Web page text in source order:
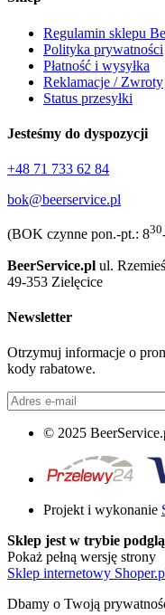
Regulamin sklepu
Polityka prywatności
Płatność i wysyłka
Reklamacje / Zwroty
Status przesyłki
Jesteśmy do dyspozycji
+48 71 733 62 84
bok@beerservice.pl
(BOK czynne pon.-pt.: 830
BeerService.pl ul.
49-353 Zielęcice
Newsletter
Otrzymuj informacje o
kody rabatowe.
© 2025
Projekt i wykonanie
Sklep jest w trybie
Pokaż pełną wersję strony
Sklep internetowy
Dbamy o Twoją